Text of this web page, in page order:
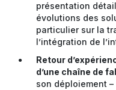
présentation
évolutions des
particulier sur la
l’intégration de
Retour
d’une chaîne de
son déploiement